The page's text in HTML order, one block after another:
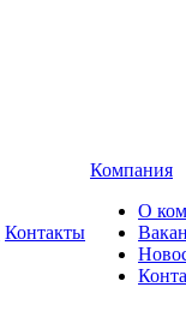
Контакты
Компания
О